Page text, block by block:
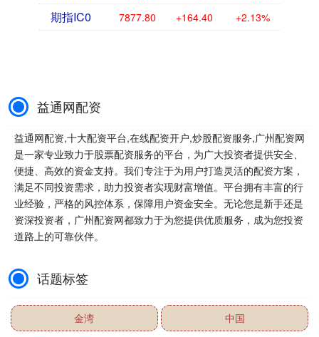
期指IC0 7877.80 +164.40 +2.13%
益通网配资
益通网配资,十大配资平台,在线配资开户,炒股配资服务,广州配资网
是一家专业致力于股票配资服务的平台，为广大投资者提供安全、
便捷、高效的资金支持。我们专注于为用户打造灵活的配资方案，
满足不同投资需求，助力投资者实现财富增值。平台拥有丰富的行
业经验，严格的风控体系，保障用户资金安全。无论您是新手还是
资深投资者，广州配资网都致力于为您提供优质服务，成为您投资
道路上的可靠伙伴。
话题标签
金湾 中国